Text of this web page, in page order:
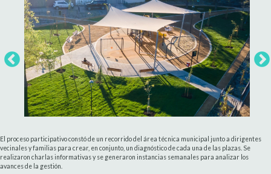
El proceso participativo constó de un recorrido del área técnica municipal junto a dirigentes
vecinales y familias para crear, en conjunto, un diagnóstico de cada una de las plazas. Se
realizaron charlas informativas y se generaron instancias semanales para analizar los
avances de la gestión.